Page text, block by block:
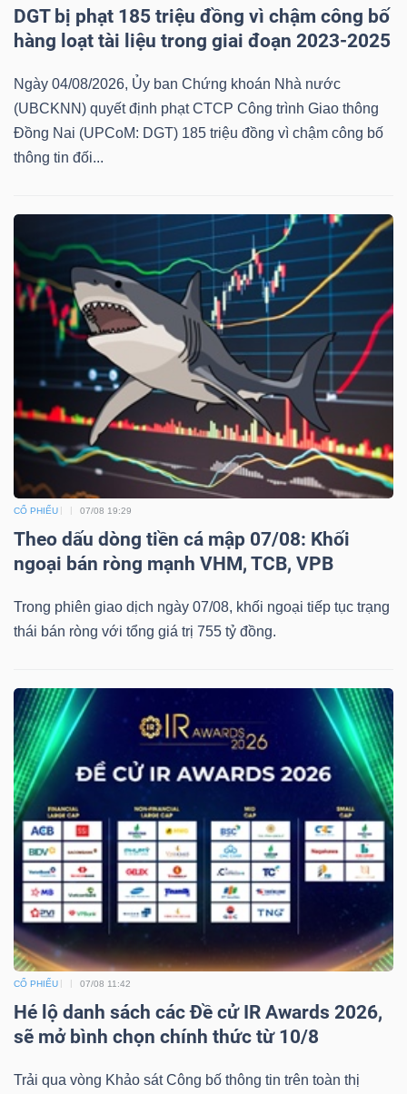
DGT bị phạt 185 triệu đồng vì chậm công bố
hàng loạt tài liệu trong giai đoạn 2023-2025
Ngày 04/08/2026, Ủy ban Chứng khoán Nhà nước
(UBCKNN) quyết định phạt CTCP Công trình Giao thông
Đồng Nai (UPCoM: DGT) 185 triệu đồng vì chậm công bố
thông tin đối...
CỔ PHIẾU 07/08 19:29
Theo dấu dòng tiền cá mập 07/08: Khối
ngoại bán ròng mạnh VHM, TCB, VPB
Trong phiên giao dịch ngày 07/08, khối ngoại tiếp tục trạng
thái bán ròng với tổng giá trị 755 tỷ đồng.
CỔ PHIẾU 07/08 11:42
Hé lộ danh sách các Đề cử IR Awards 2026,
sẽ mở bình chọn chính thức từ 10/8
Trải qua vòng Khảo sát Công bố thông tin trên toàn thị
(-)
Đào
tạo
tài
chính
Công
cụ
đầu
thông
tài
Dữ
liệu
tài
chính